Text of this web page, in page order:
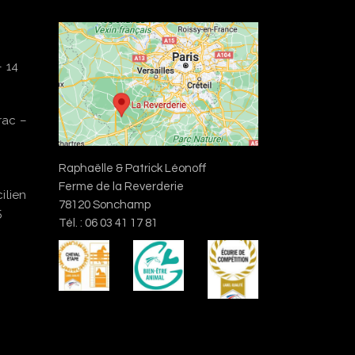
14
–
Raphaëlle & Patrick Léonoff
Ferme de la Reverderie
78120 Sonchamp
Tél. : 06 03 41 17 81